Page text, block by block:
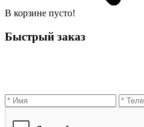
В корзине пусто!
Быстрый заказ